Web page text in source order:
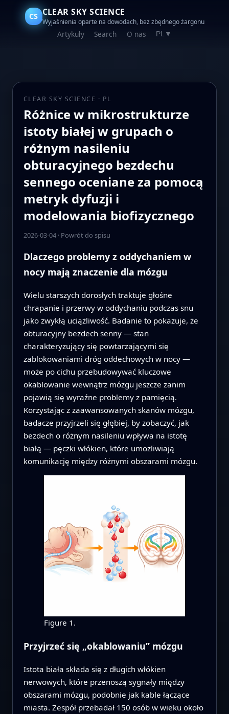
CS CLEAR SKY SCIENCE
Wyjaśnienia oparte na dowodach, bez zbędnego żargonu
Artykuły Search O nas PL▼
CLEAR SKY SCIENCE · PL
Różnice w mikrostrukturze
istoty białej w grupach o
różnym nasileniu
obturacyjnego bezdechu
sennego oceniane za pomocą
metryk dyfuzji i
modelowania biofizycznego
2026-03-04· Powrót do spisu
Dlaczego problemy z oddychaniem w
nocy mają znaczenie dla mózgu
Wielu starszych dorosłych traktuje głośne
chrapanie i przerwy w oddychaniu podczas snu
jako zwykłą uciążliwość. Badanie to pokazuje, że
obturacyjny bezdech senny — stan
charakteryzujący się powtarzającymi się
zablokowaniami dróg oddechowych w nocy —
może po cichu przebudowywać kluczowe
okablowanie wewnątrz mózgu jeszcze zanim
pojawią się wyraźne problemy z pamięcią.
Korzystając z zaawansowanych skanów mózgu,
badacze przyjrzeli się głębiej, by zobaczyć, jak
bezdech o różnym nasileniu wpływa na istotę
białą — pęczki włókien, które umożliwiają
komunikację między różnymi obszarami mózgu.
Figure 1.
Przyjrzeć się „okablowaniu” mózgu
Istota biała składa się z długich włókien
nerwowych, które przenoszą sygnały między
obszarami mózgu, podobnie jak kable łączące
miasta. Zespół przebadał 150 osób w wieku około